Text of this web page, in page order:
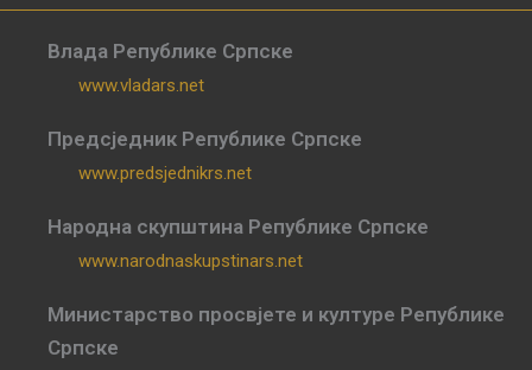
Влада Републике Српске
www.vladars.net
Предсједник Републике Српске
www.predsjednikrs.net
Народна скупштина Републике Српске
www.narodnaskupstinars.net
Министарство просвјете и културе Републике
Српске